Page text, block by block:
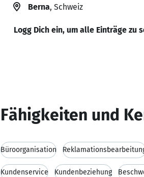
Berna, Schweiz
Logg Dich ein, um alle Einträge zu
Fähigkeiten und
Büroorganisation
Kundenservice Kundenbeziehung